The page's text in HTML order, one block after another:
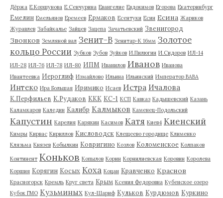
Дёржа Е.Коршунова Е.Сенчурина Евангелие Евдокимов Егорова Екатеринбург
Емелин Емельянов Еремеев Ермаков Есентуки Есин Есина Жариков
Журавлев Забайкалье Зайцев Зацепа Зачатьевский Звенигород
Звонков Земляной вал Зенит-В Зенитар-К 16мм Золотое
кольцо России Зубков Зубов Зуйков И.Пилюгин И.Сидоров ИЛ-14
ИЛ-28 ИЛ-76 ИЛ-78 ИЛ-80 ИПМ Иванилов Иванов Иванова
Ивантеевка Иероглиф Измайлово Ильина Ильинский Император ВАВА
Интеко Ира Большая Иримико Исаев Истра Ичалова
К.Перфильев К.Рудаков ККК КС-1 КСП Кавказ Кадышевский Казань
Каламкаров Каледин Калибр Калмыков Каменец-Подольский
Капустин Карелия Карякин Касимов Катя Киев4 Киенский
Кимры Кирвас Кириллов Кисловодск Клещеево городище Клименко
Клязьма Князев Кобылкин Ковригино Козлов Коломенское Колпаков
Континент Коньков Копылов Корин Корнилиевская Коровин Королева
Коршия Корягин Косых Коха Коцан Кравченко Краснов
Красногорск Кремль Круг света Крым Ксения Федоровна Кубенское озеро
Кубок ГМО Кузьминых Кул-Шариф Кульков Курдюмов Куркино